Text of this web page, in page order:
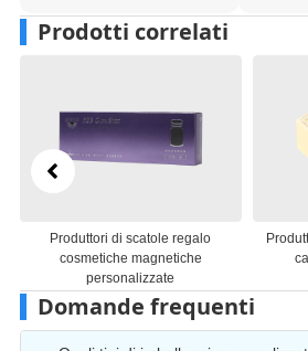
Prodotti correlati
Produttori di confezioni regalo in
cartone personalizzate
Domande frequenti
Quali tipi di imballaggi